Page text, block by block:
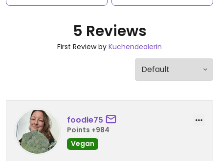
5 Reviews
First Review by Kuchendealerin
foodie75
Points +984
Vegan